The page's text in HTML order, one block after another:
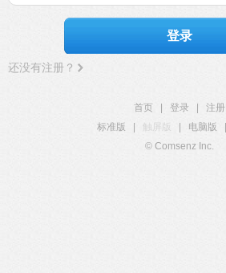
登录
还没有注册？
首页 登录
注册
标准版
触屏版 电脑版
© Comsenz Inc.